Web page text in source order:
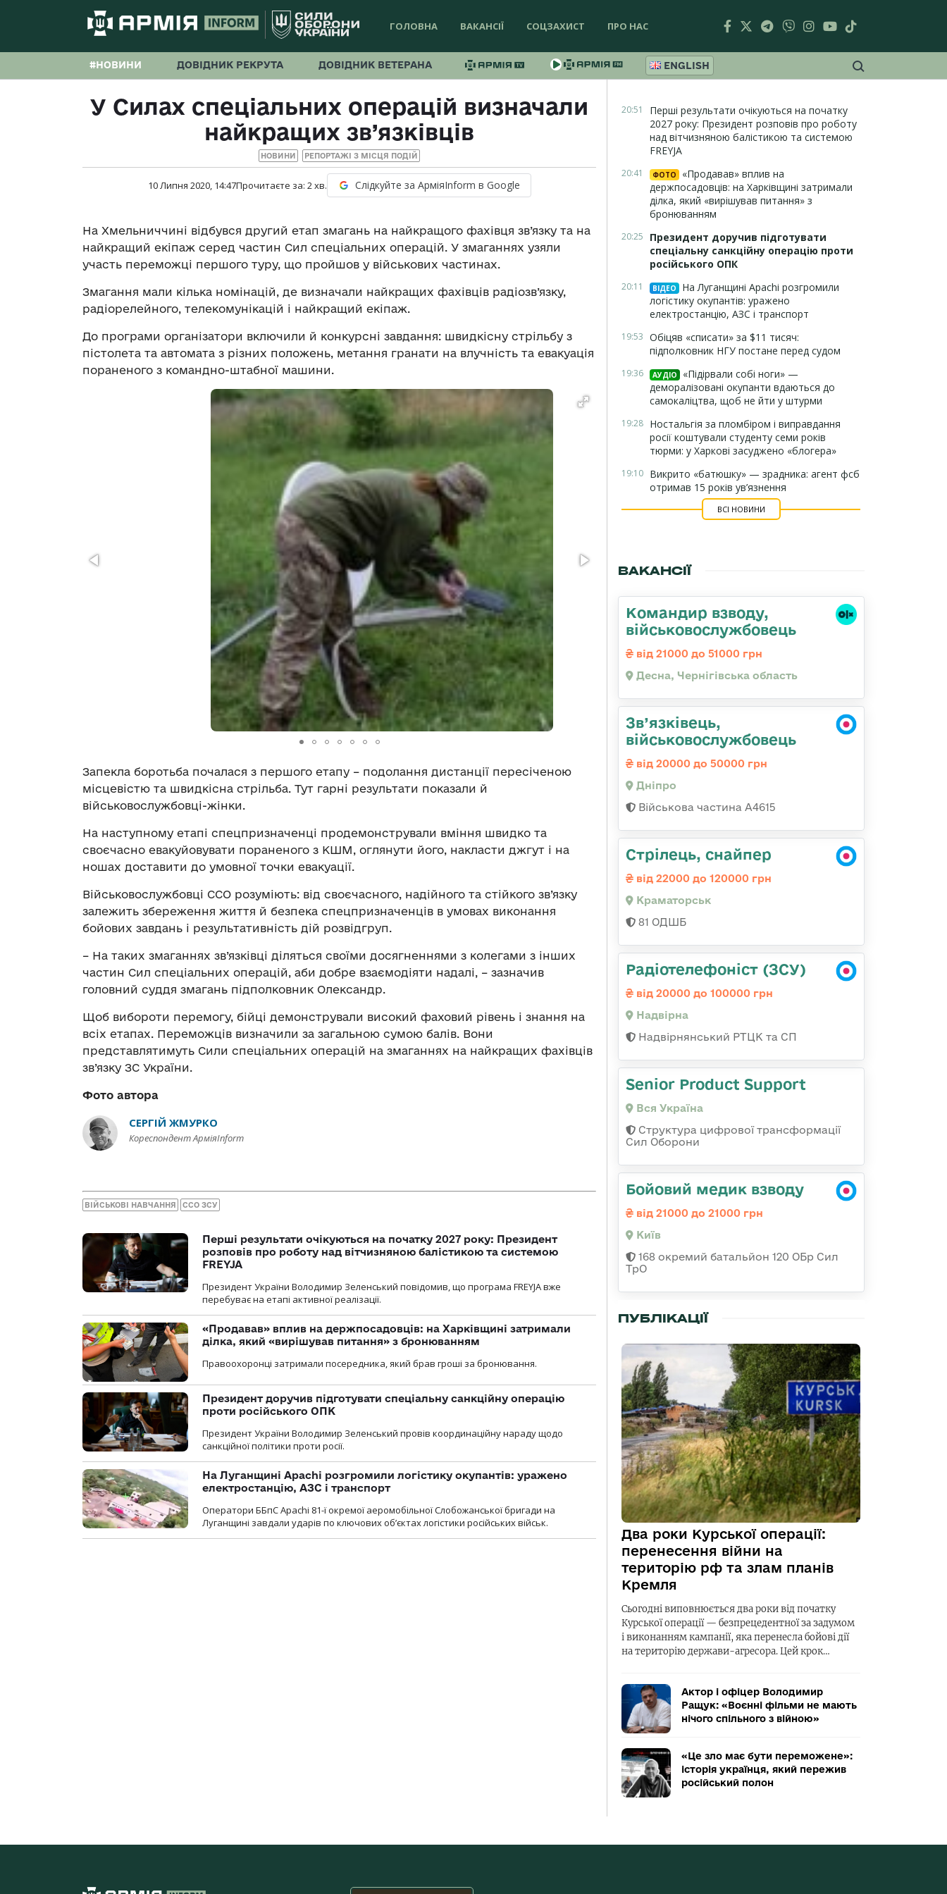
ГОЛОВНА ВАКАНСІЇ СОЦЗАХИСТ ПРО НАС
#НОВИНИ ДОВІДНИК РЕКРУТА ДОВІДНИК ВЕТЕРАНА ENGLISH
У Силах спеціальних операцій визначали
найкращих зв’язківців
НОВИНИ РЕПОРТАЖІ З МІСЦЯ ПОДІЙ
10 Липня 2020, 14:47Прочитаєте за: 2хв. Слідкуйте за АрміяInform в Google
На Хмельниччині відбувся другий етап змагань на найкращого фахівця зв’язку та на
найкращий екіпаж серед частин Сил спеціальних операцій. У змаганнях узяли
участь переможці першого туру, що пройшов у військових частинах.
Змагання мали кілька номінацій, де визначали найкращих фахівців радіозв’язку,
радіорелейного, телекомунікацій і найкращий екіпаж.
До програми організатори включили й конкурсні завдання: швидкісну стрільбу з
пістолета та автомата з різних положень, метання гранати на влучність та евакуація
пораненого з командно-штабної машини.
Запекла боротьба почалася з першого етапу – подолання дистанції пересіченою
місцевістю та швидкісна стрільба. Тут гарні результати показали й
військовослужбовці-жінки.
На наступному етапі спецпризначенці продемонстрували вміння швидко та
своєчасно евакуйовувати пораненого з КШМ, оглянути його, накласти джгут і на
ношах доставити до умовної точки евакуації.
Військовослужбовці ССО розуміють: від своєчасного, надійного та стійкого зв’язку
залежить збереження життя й безпека спецпризначенців в умовах виконання
бойових завдань і результативність дій розвідгруп.
– На таких змаганнях зв’язківці діляться своїми досягненнями з колегами з інших
частин Сил спеціальних операцій, аби добре взаємодіяти надалі, – зазначив
головний суддя змагань підполковник Олександр.
Щоб вибороти перемогу, бійці демонстрували високий фаховий рівень і знання на
всіх етапах. Переможців визначили за загальною сумою балів. Вони
представлятимуть Сили спеціальних операцій на змаганнях на найкращих фахівців
зв’язку ЗС України.
Фото автора
СЕРГІЙ ЖМУРКО
Кореспондент АрміяInform
ВІЙСЬКОВІ НАВЧАННЯ ССО ЗСУ
Перші результати очікуються на початку 2027 року: Президент
розповів про роботу над вітчизняною балістикою та системою
FREYJA
Президент України Володимир Зеленський повідомив, що програма FREYJA вже
перебуває на етапі активної реалізації.
«Продавав» вплив на держпосадовців: на Харківщині затримали
ділка, який «вирішував питання» з бронюванням
Правоохоронці затримали посередника, який брав гроші за бронювання.
Президент доручив підготувати спеціальну санкційну операцію
проти російського ОПК
Президент України Володимир Зеленський провів координаційну нараду щодо
санкційної політики проти росії.
На Луганщині Apachi розгромили логістику окупантів: уражено
електростанцію, АЗС і транспорт
Оператори ББпС Apachi 81-ї окремої аеромобільної Слобожанської бригади на
Луганщині завдали ударів по ключових об’єктах логістики російських військ.
20:51
Перші результати очікуються на початку
2027 року: Президент розповів про роботу
над вітчизняною балістикою та системою
FREYJA
20:41 ФОТО
«Продавав» вплив на
держпосадовців: на Харківщині затримали
ділка, який «вирішував питання» з
бронюванням
20:25
Президент доручив підготувати
спеціальну санкційну операцію проти
російського ОПК
20:11 ВІДЕО
На Луганщині Apachi розгромили
логістику окупантів: уражено
електростанцію, АЗС і транспорт
19:53 Обіцяв «списати» за $11 тисяч:
підполковник НГУ постане перед судом
19:36 АУДІО
«Підірвали собі ноги» —
деморалізовані окупанти вдаються до
самокаліцтва, щоб не йти у штурми
19:28 Ностальгія за пломбіром і виправдання
росії коштували студенту семи років
тюрми: у Харкові засуджено «блогера»
19:10 Викрито «батюшку» — зрадника: агент фсб
отримав 15 років ув’язнення
ВСІ НОВИНИ
ВАКАНСІЇ
Командир взводу,
військовослужбовець
від 21000 до 51000 грн
Десна, Чернігівська область
Зв’язківець,
військовослужбовець
від 20000 до 50000 грн
Дніпро
Військова частина А4615
Стрілець, снайпер
від 22000 до 120000 грн
Краматорськ
81 ОДШБ
Радіотелефоніст (ЗСУ)
від 20000 до 100000 грн
Надвірна
Надвірнянський РТЦК та СП
Senior Product Support
Вся Україна
Структура цифрової трансформації
Сил Оборони
Бойовий медик взводу
від 21000 до 21000 грн
Київ
168 окремий батальйон 120 ОБр Cил
ТрО
ПУБЛІКАЦІЇ
Два роки Курської операції:
перенесення війни на
територію рф та злам планів
Кремля
Сьогодні виповнюється два роки від початку
Курської операції — безпрецедентної за задумом
і виконанням кампанії, яка перенесла бойові дії
на територію держави-агресора. Цей крок…
Актор і офіцер Володимир
Ращук: «Воєнні фільми не мають
нічого спільного з війною»
«Це зло має бути переможене»:
історія українця, який пережив
російський полон